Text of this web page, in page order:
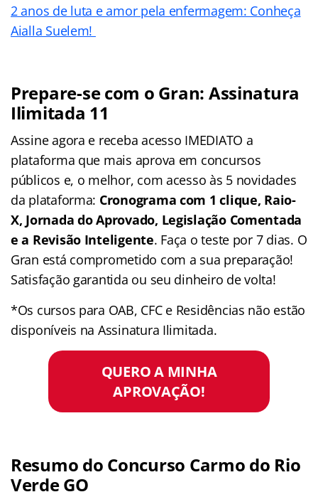
2 anos de luta e amor pela enfermagem: Conheça
Aialla Suelem!
Prepare-se com o Gran: Assinatura
Ilimitada 11
Assine agora e receba acesso IMEDIATO a
plataforma que mais aprova em concursos
públicos e, o melhor, com acesso às 5 novidades
da plataforma: Cronograma com 1 clique, Raio-
X, Jornada do Aprovado, Legislação Comentada
e a Revisão Inteligente. Faça o teste por 7 dias. O
Gran está comprometido com a sua preparação!
Satisfação garantida ou seu dinheiro de volta!
*Os cursos para OAB, CFC e Residências não estão
disponíveis na Assinatura Ilimitada.
QUERO A MINHA
APROVAÇÃO!
Resumo do Concurso Carmo do Rio
Verde GO